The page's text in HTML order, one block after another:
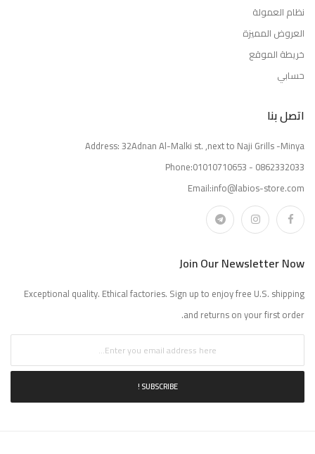
نظام العمولة
العروض المميزة
خريطة الموقع
حسابي
اتصل بنا
Address: 32Adnan Al-Malki st. ,next to Naji Grills -Minya
Phone:01010710653 - 0862332033
Email:info@labios-store.com
Join Our Newsletter Now
Exceptional quality. Ethical factories. Sign up to enjoy free U.S. shipping
and returns on your first order.
SUBSCRIBE !